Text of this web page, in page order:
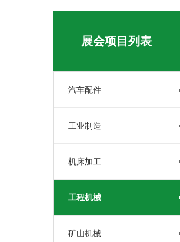
展会项目列表
汽车配件
工业制造
机床加工
工程机械
矿山机械